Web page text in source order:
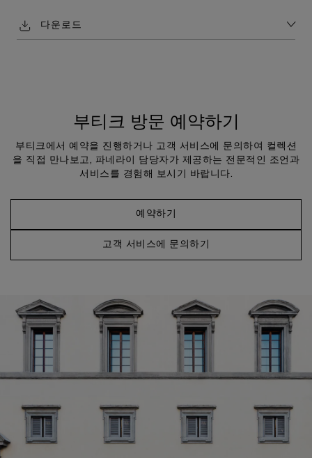
다운로드
부티크 방문 예약하기
부티크에서 예약을 진행하거나 고객 서비스에 문의하여 컬렉션
을 직접 만나보고, 파네라이 담당자가 제공하는 전문적인 조언과
서비스를 경험해 보시기 바랍니다.
예약하기
고객 서비스에 문의하기